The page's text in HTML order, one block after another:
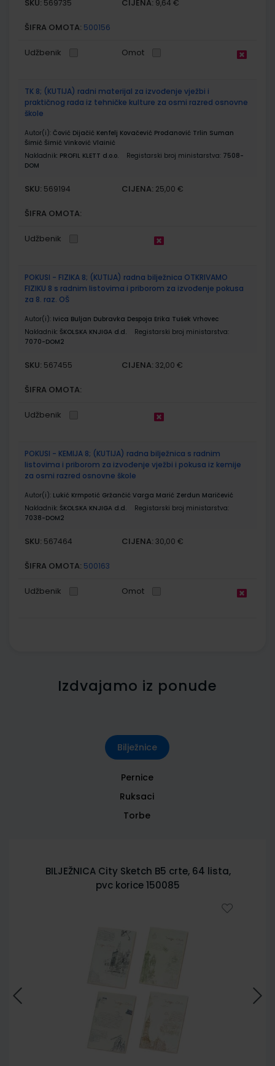
SKU: 569735 CIJENA: 9,64 €
ŠIFRA OMOTA: 500156
Udžbenik Omot
TK 8; (KUTIJA) radni materijal za izvođenje vježbi i
praktičnog rada iz tehničke kulture za osmi razred osnovne
škole
Autor(i): Čović Dijačić Kenfelj Kovačević Prodanović Trlin Suman
Šimić Šimić Vinković Vlainić
Nakladnik: PROFIL KLETT d.o.o. Registarski broj ministarstva: 7508-
DOM
SKU: 569194 CIJENA: 25,00 €
ŠIFRA OMOTA:
Udžbenik
POKUSI - FIZIKA 8; (KUTIJA) radna bilježnica OTKRIVAMO
FIZIKU 8 s radnim listovima i priborom za izvođenje pokusa
za 8. raz. OŠ
Autor(i): Ivica Buljan Dubravka Despoja Erika Tušek Vrhovec
Nakladnik: ŠKOLSKA KNJIGA d.d.
Registarski broj ministarstva:
7070-DOM2
SKU: 567455 CIJENA: 32,00 €
ŠIFRA OMOTA:
Udžbenik
POKUSI - KEMIJA 8; (KUTIJA) radna bilježnica s radnim
listovima i priborom za izvođenje vježbi i pokusa iz kemije
za osmi razred osnovne škole
Autor(i): Lukić Krmpotić Gržančić Varga Marić Zerdun Maričević
Nakladnik: ŠKOLSKA KNJIGA d.d.
Registarski broj ministarstva:
7038-DOM2
SKU: 567464 CIJENA: 30,00 €
ŠIFRA OMOTA: 500163
Udžbenik Omot
Izdvajamo iz ponude
Bilježnice
Pernice
Ruksaci
Torbe
BILJEŽNICA City Sketch B5 crte, 64 lista,
pvc korice 150085